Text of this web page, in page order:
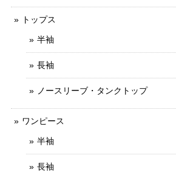
トップス
半袖
長袖
ノースリーブ・タンクトップ
ワンピース
半袖
長袖